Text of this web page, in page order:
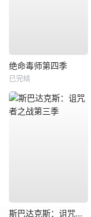
绝命毒师第四季
已完结
斯巴达克斯：诅咒者之战第三季